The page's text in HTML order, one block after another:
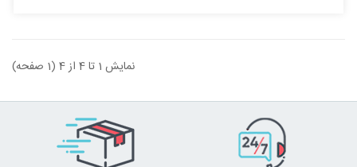
نمایش 1 تا 4 از 4 (1 صفحه)